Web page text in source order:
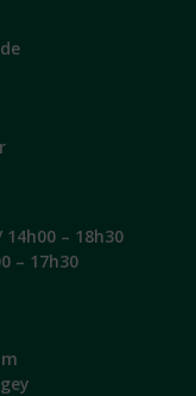
– 18h30
– 17h30